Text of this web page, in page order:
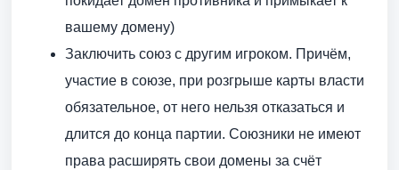
вашему домену)
Заключить союз с другим игроком. Причём,
участие в союзе, при розгрыше карты власти
обязательное, от него нельзя отказаться и
длится до конца партии. Союзники не имеют
права расширять свои домены за счёт